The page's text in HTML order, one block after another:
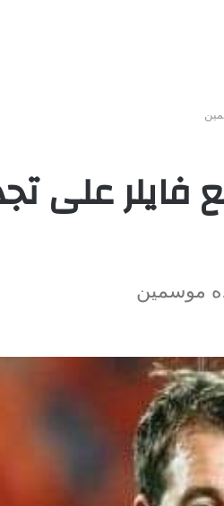
فايلر على
موسمين